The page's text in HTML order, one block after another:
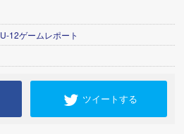
U-12ゲームレポート
ツイートする